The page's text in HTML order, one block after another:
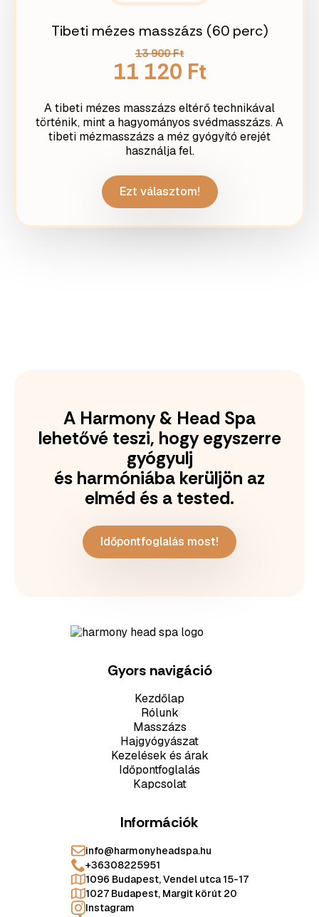
Tibeti mézes masszázs (60 perc)
13 900 Ft
11 120 Ft
A tibeti mézes masszázs eltérő technikával
történik, mint a hagyományos svédmasszázs. A
tibeti mézmasszázs a méz gyógyító erejét
használja fel.
Ezt választom!
A Harmony & Head Spa
lehetővé teszi, hogy egyszerre
gyógyulj
és harmóniába kerüljön az
elméd és a tested.
Időpontfoglalás most!
Gyors navigáció
Kezdőlap
Rólunk
Masszázs
Hajgyógyászat
Kezelések és árak
Időpontfoglalás
Kapcsolat
Információk
info@harmonyheadspa.hu
+36308225951
1096 Budapest, Vendel utca 15-17
1027 Budapest, Margit körút 20
Instagram